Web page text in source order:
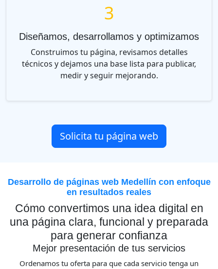
3
Diseñamos, desarrollamos y optimizamos
Construimos tu página, revisamos detalles
técnicos y dejamos una base lista para publicar,
medir y seguir mejorando.
Solicita tu página web
Desarrollo de páginas web Medellín con enfoque
en resultados reales
Cómo convertimos una idea digital en
una página clara, funcional y preparada
para generar confianza
Mejor presentación de tus servicios
Ordenamos tu oferta para que cada servicio tenga un